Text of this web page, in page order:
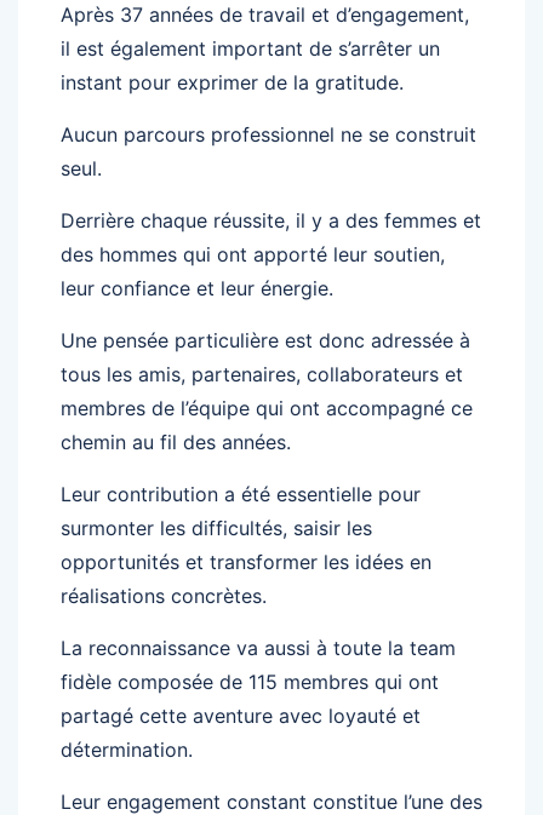
Après 37 années de travail et d’engagement,
il est également important de s’arrêter un
instant pour exprimer de la gratitude.
Aucun parcours professionnel ne se construit
seul.
Derrière chaque réussite, il y a des femmes et
des hommes qui ont apporté leur soutien,
leur confiance et leur énergie.
Une pensée particulière est donc adressée à
tous les amis, partenaires, collaborateurs et
membres de l’équipe qui ont accompagné ce
chemin au fil des années.
Leur contribution a été essentielle pour
surmonter les difficultés, saisir les
opportunités et transformer les idées en
réalisations concrètes.
La reconnaissance va aussi à toute la team
fidèle composée de 115 membres qui ont
partagé cette aventure avec loyauté et
détermination.
Leur engagement constant constitue l’une des